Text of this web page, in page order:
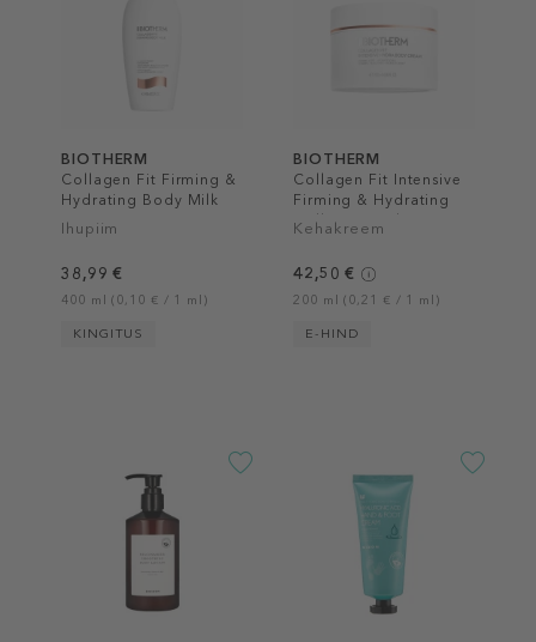
BIOTHERM
Collagen Fit Firming &
Hydrating Body Milk
Ihupiim
38,99 €
400 ml (0,10 € / 1 ml)
KINGITUS
BIOTHERM
Collagen Fit Intensive
Firming & Hydrating
Collagen Body Cream
Kehakreem
42,50 €
200 ml (0,21 € / 1 ml)
E-HIND